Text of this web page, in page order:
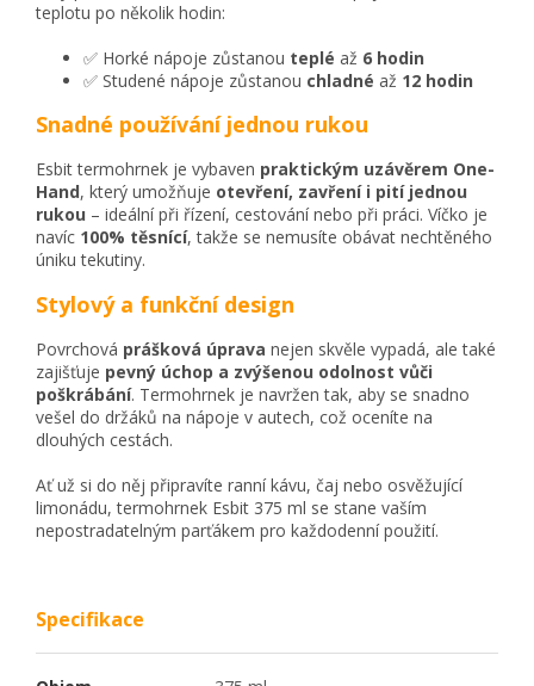
teplotu po několik hodin:
✅ Horké nápoje zůstanou teplé až 6 hodin
✅ Studené nápoje zůstanou chladné až 12 hodin
Snadné používání jednou rukou
Esbit termohrnek je vybaven praktickým uzávěrem One-
Hand, který umožňuje otevření, zavření i pití jednou
rukou – ideální při řízení, cestování nebo při práci. Víčko je
navíc 100% těsnící, takže se nemusíte obávat nechtěného
úniku tekutiny.
Stylový a funkční design
Povrchová prášková úprava nejen skvěle vypadá, ale také
zajišťuje pevný úchop a zvýšenou odolnost vůči
poškrábání. Termohrnek je navržen tak, aby se snadno
vešel do držáků na nápoje v autech, což oceníte na
dlouhých cestách.
Ať už si do něj připravíte ranní kávu, čaj nebo osvěžující
limonádu, termohrnek Esbit 375 ml se stane vaším
nepostradatelným parťákem pro každodenní použití.
Specifikace